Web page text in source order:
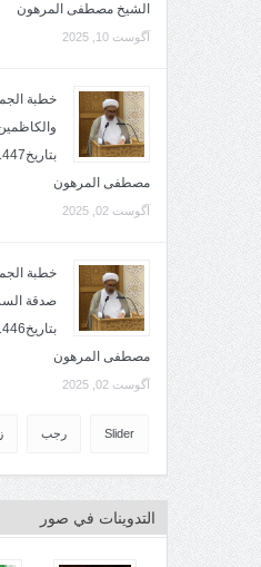
الشيخ مصطفى المرهون
آگوست 10, 2025
مصطفى المرهون
آگوست 02, 2025
صدقة
مصطفى المرهون
آگوست 02, 2025
Slider رجب
التدوينات في صور